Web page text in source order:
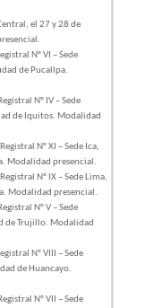
el 27 y 28 de
N° VI – Sede
de Pucallpa.
N° IV – Sede
de Iquitos. Modalidad
N° XI – Sede Ica,
Modalidad presencial.
N° IX – Sede Lima,
Modalidad presencial.
N° V – Sede
de Trujillo. Modalidad
N° VIII – Sede
de Huancayo.
N° VII – Sede